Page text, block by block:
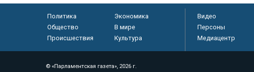
Политика
Экономика
Общество
В мире
Происшествия
Культура
Видео
Персоны
Медиацентр
© «Парламентская газета», 2026 г.